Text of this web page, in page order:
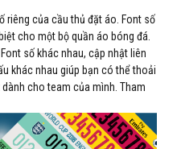
riêng của cầu thủ đặt áo. Font số
cho một bộ quần áo bóng đá.
số khác nhau, cập nhật liên
khác nhau giúp bạn có thể thoải
cho team của mình. Tham